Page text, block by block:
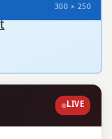
300 × 250
LIVE